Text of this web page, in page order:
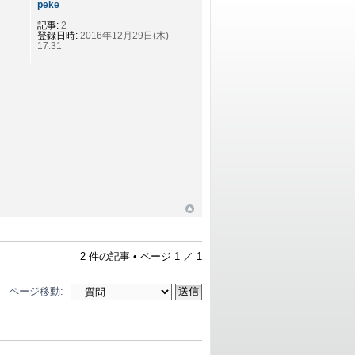
peke
記事:2
登録日時:2016年12月29日(木)
17:31
2 件の記事 • ページ 1 ／ 1
ページ移動: